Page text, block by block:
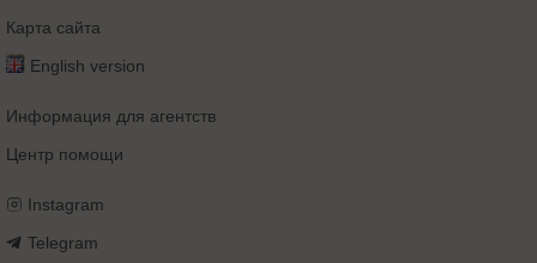
Карта сайта
English version
Информация для агентств
Центр помощи
Instagram
Telegram